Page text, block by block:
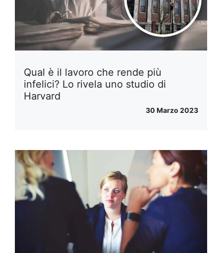
Qual è il lavoro che rende più
infelici? Lo rivela uno studio di
Harvard
30 Marzo 2023